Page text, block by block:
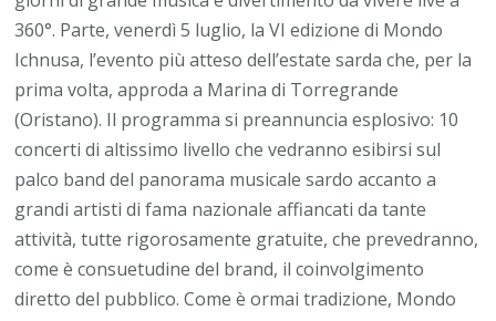
360°. Parte, venerdì 5 luglio, la VI edizione di Mondo
Ichnusa, l’evento più atteso dell’estate sarda che, per la
prima volta, approda a Marina di Torregrande
(Oristano). Il programma si preannuncia esplosivo: 10
concerti di altissimo livello che vedranno esibirsi sul
palco band del panorama musicale sardo accanto a
grandi artisti di fama nazionale affiancati da tante
attività, tutte rigorosamente gratuite, che prevedranno,
come è consuetudine del brand, il coinvolgimento
diretto del pubblico. Come è ormai tradizione, Mondo